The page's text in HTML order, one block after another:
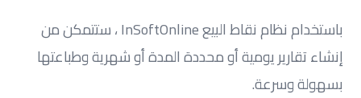
باستخدام نظام نقاط البيع InSoftOnline ، ستتمكن من
إنشاء تقارير يومية أو محددة المدة أو شهرية وطباعتها
بسهولة وسرعة.